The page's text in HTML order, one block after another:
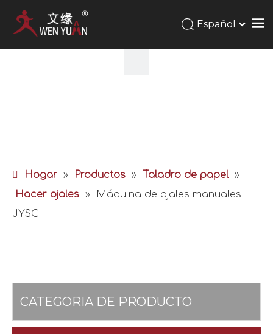
Español
Hogar » Productos » Taladro de papel »
Hacer ojales »
Máquina de ojales manuales
JYSC
CATEGORIA DE PRODUCTO